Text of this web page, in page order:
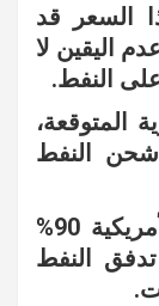
السعر قد
اليقين لا
النفط.
المتوقعة،
النفط
حيث تمثل الشركات الاوروبية والأمريكية 90%
النفط